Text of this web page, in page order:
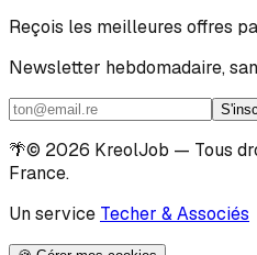
Reçois les meilleures offres
Newsletter hebdomadaire,
🌴© 2026 KreolJob — Tous
France.
Un service Techer & Associés